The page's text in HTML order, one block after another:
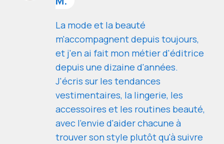
La mode et la beauté
m'accompagnent depuis toujours,
et j'en ai fait mon métier d'éditrice
depuis une dizaine d'années.
J'écris sur les tendances
vestimentaires, la lingerie, les
accessoires et les routines beauté,
avec l'envie d'aider chacune à
trouver son style plutôt qu'à suivre